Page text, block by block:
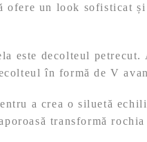
ofere un look sofisticat
este decolteul
în formă de V
a crea o siluetă
transformă